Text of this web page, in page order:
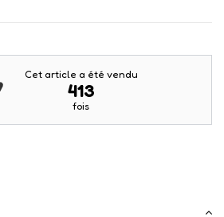
Cet article a été vendu
413
fois